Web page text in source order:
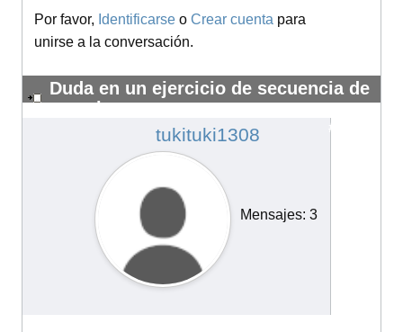
Por favor, Identificarse o Crear cuenta para
unirse a la conversación.
Duda en un ejercicio de secuencia de
reacciones
#14178
tukituki1308
Mensajes: 3